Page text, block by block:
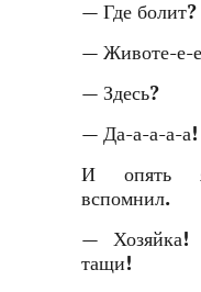
— Где болит?
— Животе-е-
— Здесь?
— Да-а-а-а-
И опять я
вспомнил.
—
тащи!